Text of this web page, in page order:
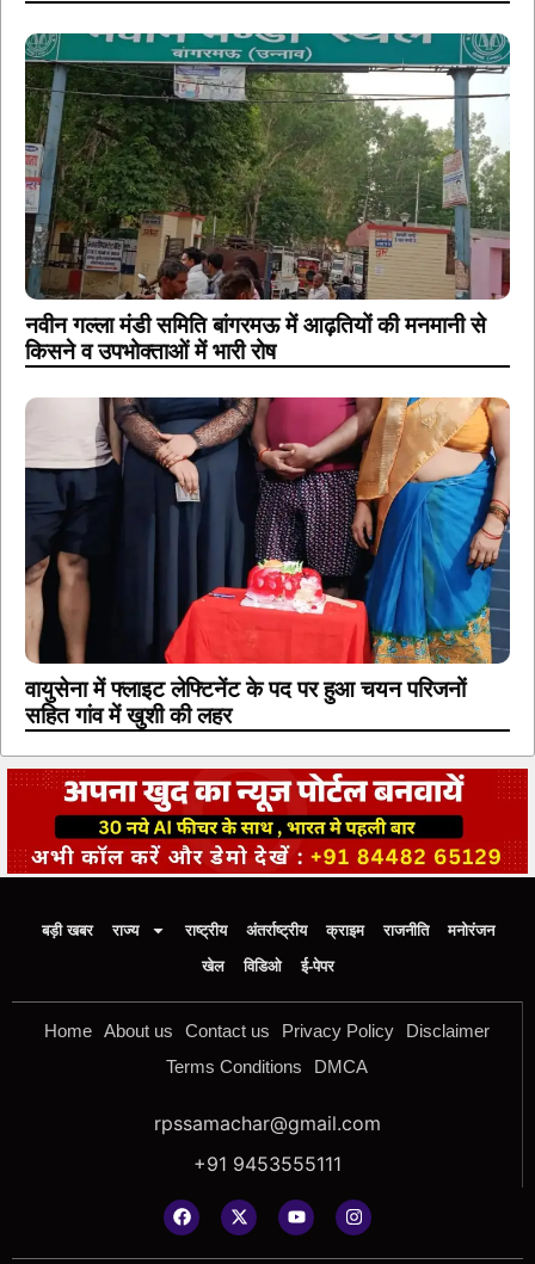
नवीन गल्ला मंडी समिति बांगरमऊ में आढ़तियों की मनमानी से
किसने व उपभोक्ताओं में भारी रोष
वायुसेना में फ्लाइट लेफ्टिनेंट के पद पर हुआ चयन परिजनों
सहित गांव में खुशी की लहर
बड़ी खबर राज्य राष्ट्रीय अंतर्राष्ट्रीय क्राइम राजनीति
मनोरंजन
खेल
विडिओ ई-पेपर
Home About us Contact us Privacy Policy
Disclaimer
Terms Conditions
DMCA
rpssamachar@gmail.com
+91 9453555111